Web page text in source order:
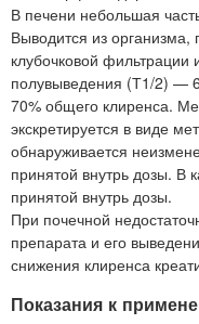
В печени небольшая
Выводится из
клубочковой
полувыведения (Т1/2) —
70% общего клиренса.
экскретируется в виде
обнаруживается
принятой внутрь дозы. В
принятой внутрь дозы.
При почечной
препарата и его
снижения клиренса
Показания к